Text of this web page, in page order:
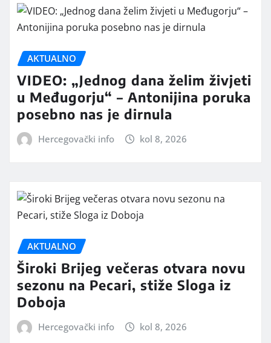
AKTUALNO
VIDEO: „Jednog dana želim živjeti
u Međugorju“ – Antonijina poruka
posebno nas je dirnula
Hercegovački info kol 8, 2026
AKTUALNO
Široki Brijeg večeras otvara novu
sezonu na Pecari, stiže Sloga iz
Doboja
Hercegovački info kol 8, 2026